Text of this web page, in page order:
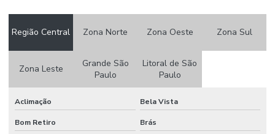
Papel crepom atacado sp
Papel crepom bem casado
Papel crepom branco atacado
Papel crepom impermeável
Papel crepom parafinado
Região Central Zona Norte Zona Oeste Zona Sul
Zona Leste
Grande São
Paulo
Litoral de São
Paulo
Aclimação Bela Vista
Bom Retiro Brás